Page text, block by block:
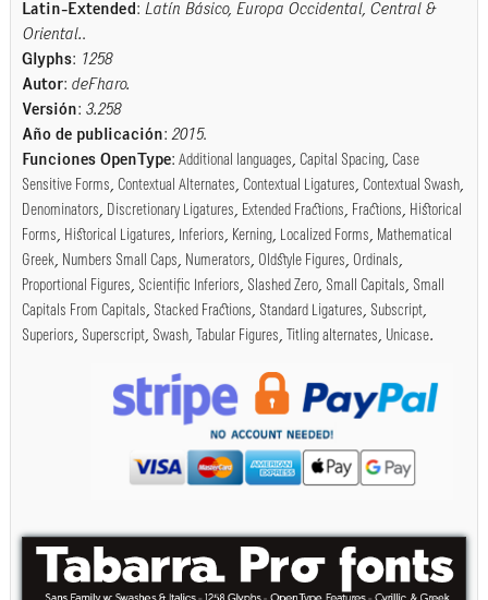
Latin-Extended: Latín Básico, Europa Occidental, Central &
Oriental..
Glyphs: 1258
Autor: deFharo.
Versión: 3.258
Año de publicación: 2015.
Funciones OpenType: Additional languages, Capital Spacing, Case
Sensitive Forms, Contextual Alternates, Contextual Ligatures, Contextual Swash,
Denominators, Discretionary Ligatures, Extended Fractions, Fractions, Historical
Forms, Historical Ligatures, Inferiors, Kerning, Localized Forms, Mathematical
Greek, Numbers Small Caps, Numerators, Oldstyle Figures, Ordinals,
Proportional Figures, Scientific Inferiors, Slashed Zero, Small Capitals, Small
Capitals From Capitals, Stacked Fractions, Standard Ligatures, Subscript,
Superiors, Superscript, Swash, Tabular Figures, Titling alternates, Unicase.